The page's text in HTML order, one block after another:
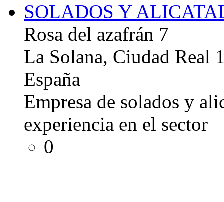
SOLADOS Y
Rosa del azafrán 7
La Solana, Ciudad Real
España
Empresa de solados y
experiencia en el sector
0